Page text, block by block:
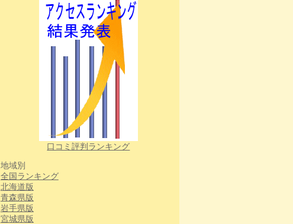
口コミ評判ランキング
地域別
全国ランキング
北海道版
青森県版
岩手県版
宮城県版